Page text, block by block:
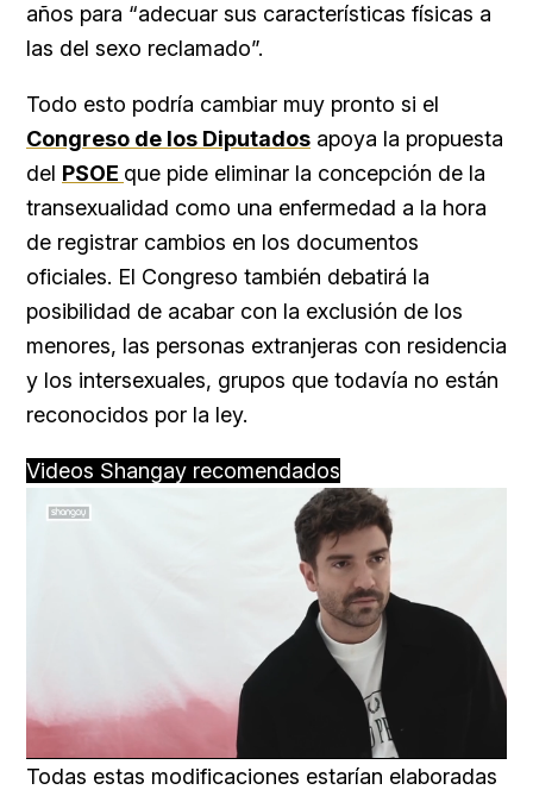
años para “adecuar sus características físicas a
las del sexo reclamado”.
Todo esto podría cambiar muy pronto si el
Congreso de los Diputados apoya la propuesta
del PSOE que pide eliminar la concepción de la
transexualidad como una enfermedad a la hora
de registrar cambios en los documentos
oficiales. El Congreso también debatirá la
posibilidad de acabar con la exclusión de los
menores, las personas extranjeras con residencia
y los intersexuales, grupos que todavía no están
reconocidos por la ley.
Videos Shangay recomendados
100.00%
Todas estas modificaciones estarían elaboradas